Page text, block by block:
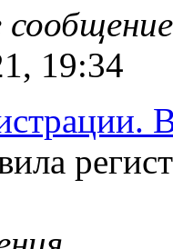
сообщение
19:34